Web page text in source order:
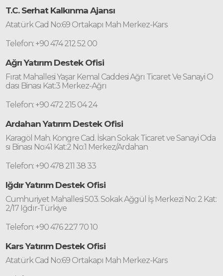
T.C. Serhat Kalkınma Ajansı
Atatürk Cad No:69 Ortakapı Mah Merkez-Kars
Telefon: +90 474 212 52 00
Ağrı Yatırım Destek Ofisi
Fırat Mahallesi Yaşar Kemal Caddesi Ağrı Ticaret Ve Sanayi O
dası Binası Kat:3 Merkez-Ağrı
Telefon: +90 472 215 04 24
Ardahan Yatırım Destek Ofisi
Karagöl Mah. Kongre Cad. İskan Sokak Ticaret ve Sanayi Oda
sı Binası No:41 Kat:2 No:1 Merkez/Ardahan
Telefon: +90 478 211 38 33
Iğdır Yatırım Destek Ofisi
Cumhuriyet Mahallesi 503. Sokak Ağgül İş Merkezi No: 2 Kat:
2/17 Iğdır-Türkiye
Telefon: +90 476 227 70 10
Kars Yatırım Destek Ofisi
Atatürk Cad No:69 Ortakapı Mah Merkez-Kars